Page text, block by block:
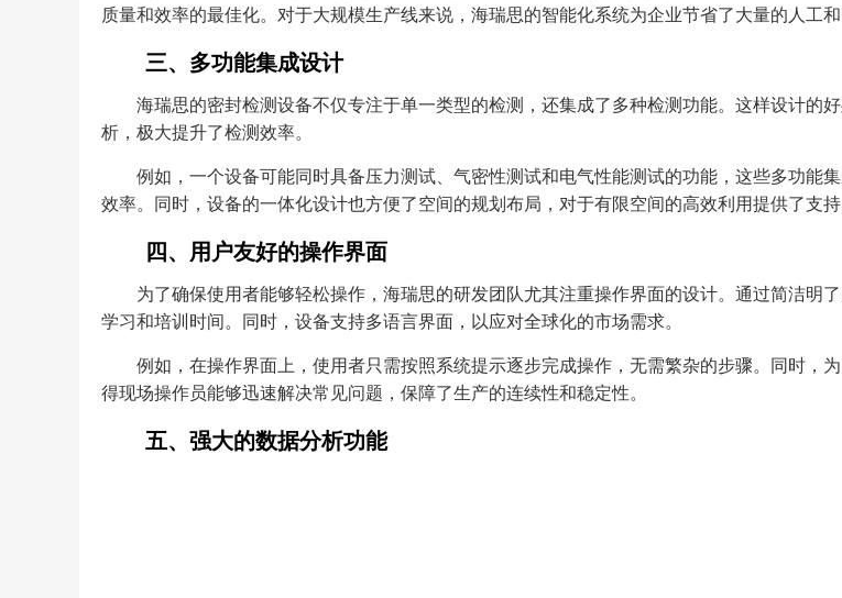
质量和效率的最佳化。对于大规模生产线来说，海瑞思的智能化系统为企业节省了大量的人工和
三、多功能集成设计
海瑞思的密封检测设备不仅专注于单一类型的检测，还集成了多种检测功能。这样设计的
析，极大提升了检测效率。
例如，一个设备可能同时具备压力测试、气密性测试和电气性能测试的功能，这些多功能
效率。同时，设备的一体化设计也方便了空间的规划布局，对于有限空间的高效利用提供了支持
四、用户友好的操作界面
为了确保使用者能够轻松操作，海瑞思的研发团队尤其注重操作界面的设计。通过简洁明
学习和培训时间。同时，设备支持多语言界面，以应对全球化的市场需求。
例如，在操作界面上，使用者只需按照系统提示逐步完成操作，无需繁杂的步骤。同时，
得现场操作员能够迅速解决常见问题，保障了生产的连续性和稳定性。
五、强大的数据分析功能